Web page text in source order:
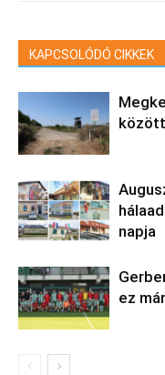
KAPCSOLÓDÓ CIKKEK
napja
ez